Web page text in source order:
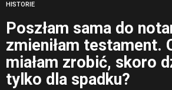
HISTORIE
Poszłam sama do
zmieniłam testament.
miałam zrobić, skoro
tylko dla spadku?